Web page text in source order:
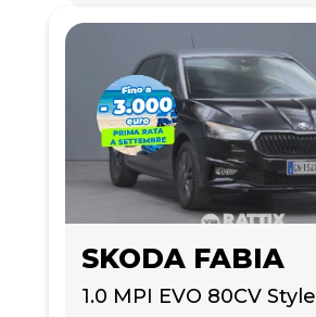
SKODA FABIA
1.0 MPI EVO 80CV Style